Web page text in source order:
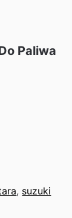
Paliwa
, suzuki